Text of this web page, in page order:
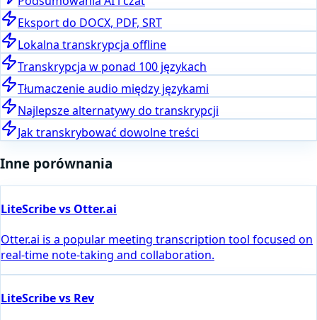
Eksport do DOCX, PDF, SRT
Lokalna transkrypcja offline
Transkrypcja w ponad 100 językach
Tłumaczenie audio między językami
Najlepsze alternatywy do transkrypcji
Jak transkrybować dowolne treści
Inne porównania
LiteScribe vs Otter.ai
Otter.ai is a popular meeting transcription tool focused on
real-time note-taking and collaboration.
LiteScribe vs Rev